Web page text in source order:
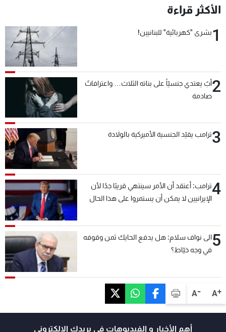
A+
A-
الأكثر قراءة
1بشرى "كهربائية" للبنانيين!
2أبٌ يعتدي جنسيّاً على بناته الثلاث… واعترافاتٌ
صادمة
3ترامب يقيّد الجنسية الأميركية بالولادة
4ترامب: أعتقد أن الأمر سينتهي قريبًا جدًا لأن
الإيرانيين لا يمكن أن يستمروا على هذا الحال
5الى نواف سلام: هل يدفع الحايك ثمن وقوفه
في وجه خيّاط؟
أهم الأخبار و الفيديوهات في بريدك الالكتروني